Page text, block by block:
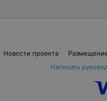
Новости проекта
Написать